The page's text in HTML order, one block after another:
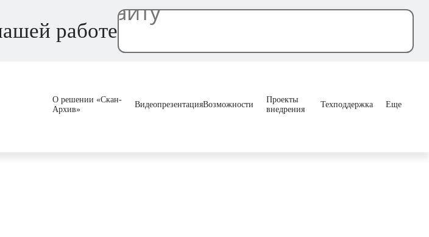
работе
О решении «Скан-
Архив»
ВидеопрезентацияВозможности
Проекты
внедрения
Техподдержка Еще